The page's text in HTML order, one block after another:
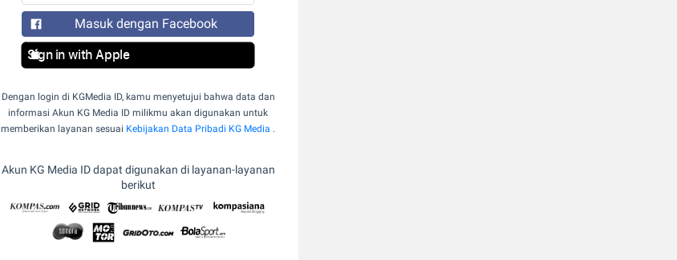
Masuk dengan Facebook
Sign in with Apple
Dengan login di KGMedia ID, kamu menyetujui bahwa data dan
informasi Akun KG Media ID milikmu akan digunakan untuk
memberikan layanan sesuai Kebijakan Data Pribadi KG Media .
Akun KG Media ID dapat digunakan di layanan-layanan
berikut